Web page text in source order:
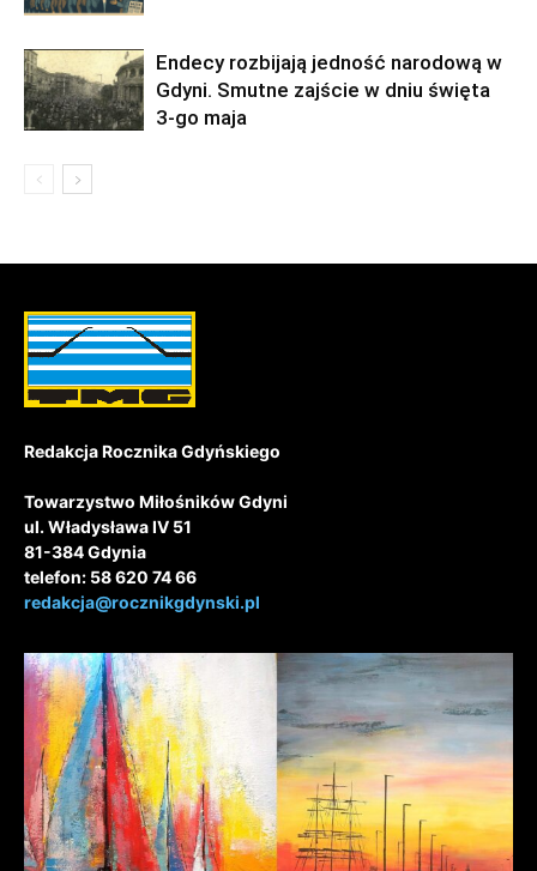
Endecy rozbijają jedność narodową w
Gdyni. Smutne zajście w dniu święta
3-go maja
Redakcja Rocznika Gdyńskiego
Towarzystwo Miłośników Gdyni
ul. Władysława IV 51
81-384 Gdynia
telefon: 58 620 74 66
redakcja@rocznikgdynski.pl